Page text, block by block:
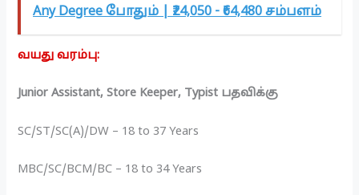
Any Degree போதும் | ₹24,050 - ₹64,480 சம்பளம்
வயது வரம்பு:
Junior Assistant, Store Keeper, Typist பதவிக்கு
SC/ST/SC(A)/DW – 18 to 37 Years
MBC/SC/BCM/BC – 18 to 34 Years